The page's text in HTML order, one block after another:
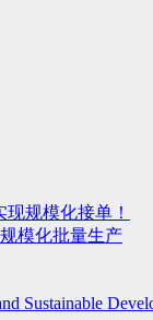
规模化接单！
模化批量生产
Sustainable